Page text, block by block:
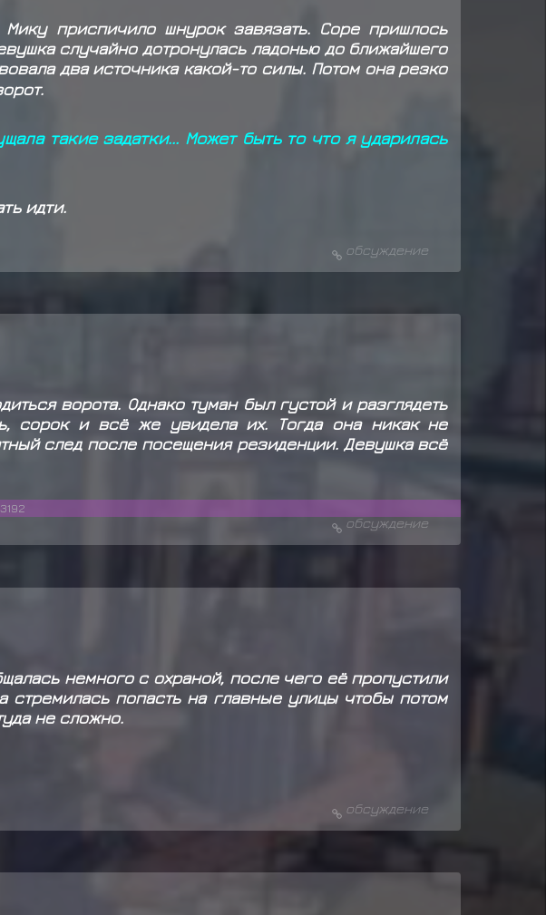
приспичило шнурок завязать. Соре пришлось
случайно дотронулась ладонью до ближайшего
два источника какой-то силы. Потом она резко
такие задатки... Может быть то что я ударилась
идти.
обсуждение
ворота. Однако туман был густой и разглядеть
сорок и всё же увидела их. Тогда она никак не
след после посещения резиденции. Девушка всё
обсуждение
немного с охраной, после чего её пропустили
попасть на главные улицы чтобы потом
не сложно.
обсуждение